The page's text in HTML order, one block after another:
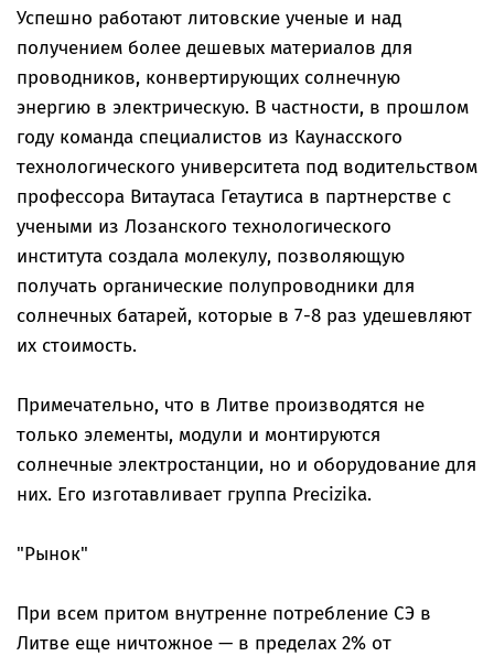
Успешно работают литовские ученые и над
получением более дешевых материалов для
проводников, конвертирующих солнечную
энергию в электрическую. В частности, в прошлом
году команда специалистов из Каунасского
технологического университета под водительством
профессора Витаутаса Гетаутиса в партнерстве с
учеными из Лозанского технологического
института создала молекулу, позволяющую
получать органические полупроводники для
солнечных батарей, которые в 7-8 раз удешевляют
их стоимость.
Примечательно, что в Литве производятся не
только элементы, модули и монтируются
солнечные электростанции, но и оборудование для
них. Его изготавливает группа Precizika.
"Рынок"
При всем притом внутренне потребление СЭ в
Литве еще ничтожное — в пределах 2% от